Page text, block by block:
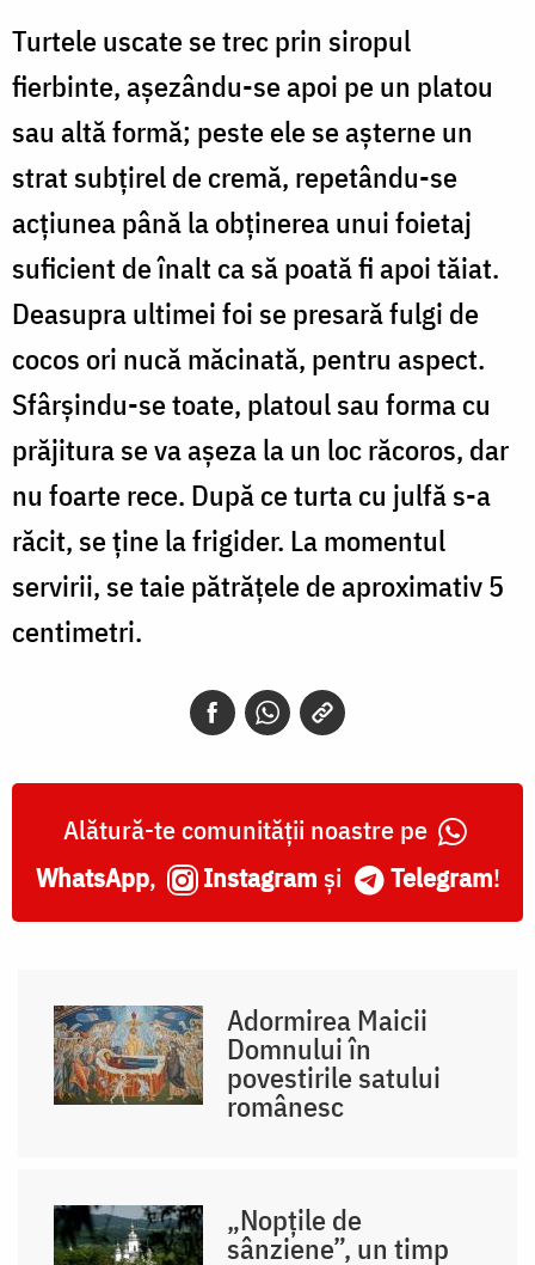
Turtele uscate se trec prin siropul
fierbinte, așezându-se apoi pe un platou
sau altă formă; peste ele se așterne un
strat subțirel de cremă, repetându-se
acțiunea până la obținerea unui foietaj
suficient de înalt ca să poată fi apoi tăiat.
Deasupra ultimei foi se presară fulgi de
cocos ori nucă măcinată, pentru aspect.
Sfârșindu-se toate, platoul sau forma cu
prăjitura se va așeza la un loc răcoros, dar
nu foarte rece. După ce turta cu julfă s-a
răcit, se ține la frigider. La momentul
servirii, se taie pătrățele de aproximativ 5
centimetri.
Alătură-te comunității noastre pe
WhatsApp, Instagram și Telegram!
Adormirea Maicii
Domnului în
povestirile satului
românesc
„Nopțile de
sânziene”, un timp